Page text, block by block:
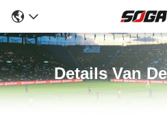
Details Van